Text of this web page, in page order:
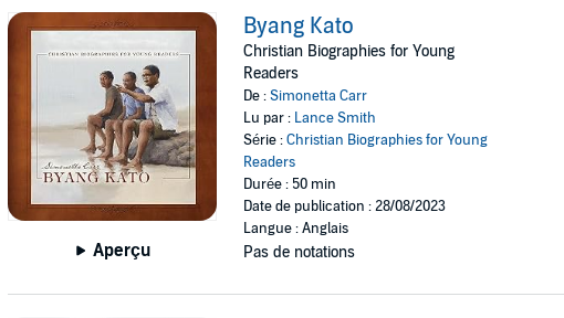
Aperçu
Byang Kato
Christian Biographies for Young
Readers
De :Simonetta Carr
Lu par : Lance Smith
Série :Christian Biographies for Young
Readers
Durée : 50 min
Date de publication : 28/08/2023
Langue : Anglais
Pas de notations